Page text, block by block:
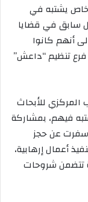
يشتبه في
سابق في قضايا
أنهم كانوا
تنظيم “داعش”
للأبحاث
فيهم، بمشاركة
عن حجز
أعمال إرهابية،
تتضمن شروحات